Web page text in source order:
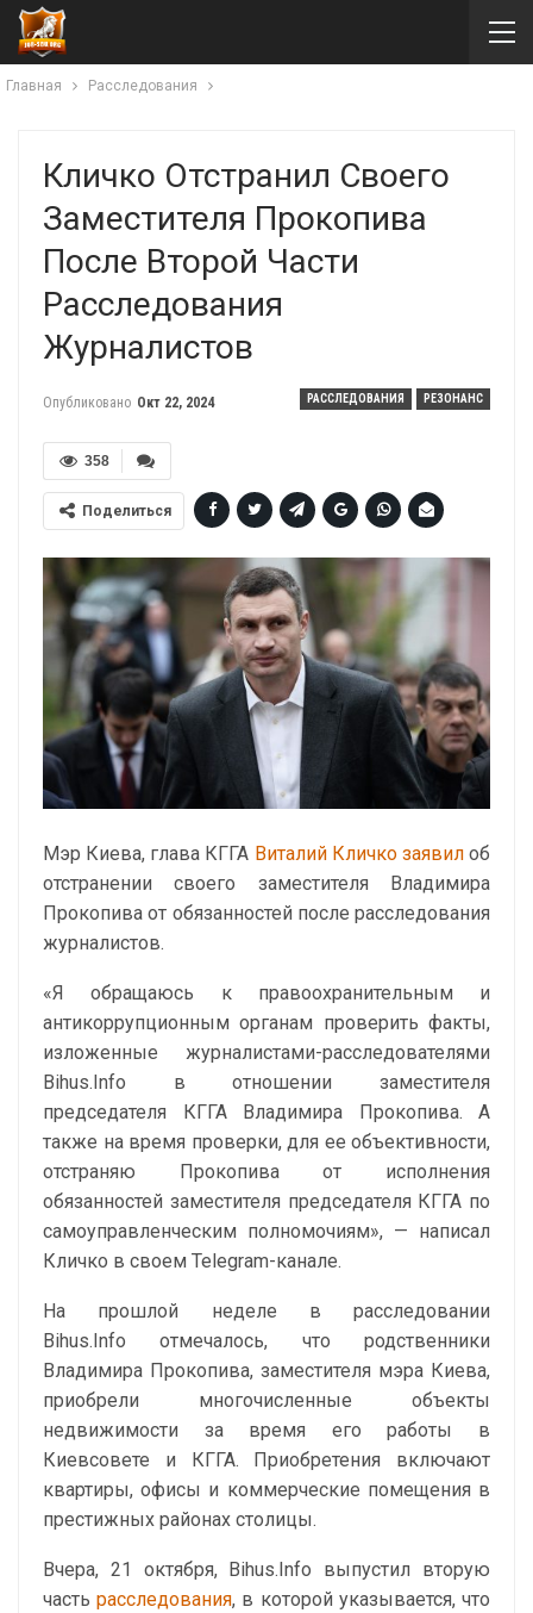
Главная Расследования
Кличко Отстранил Своего
Заместителя Прокопива
После Второй Части
Расследования
Журналистов
РАССЛЕДОВАНИЯ РЕЗОНАНС
Опубликовано Окт 22, 2024
358
Поделиться
Мэр Киева, глава КГГА Виталий Кличко заявилоб
отстранении своего заместителя Владимира
Прокопива от обязанностей после расследования
журналистов.
«Я обращаюсь к правоохранительным и
антикоррупционным органам проверить факты,
изложенные журналистами-расследователями
Bihus.Info в отношении заместителя
председателя КГГА Владимира Прокопива. А
также на время проверки, для ее объективности,
отстраняю Прокопива от исполнения
обязанностей заместителя председателя КГГА по
самоуправленческим полномочиям», — написал
Кличко в своем Telegram-канале.
На прошлой неделе в расследовании
Bihus.Info отмечалось, что родственники
Владимира Прокопива, заместителя мэра Киева,
приобрели многочисленные объекты
недвижимости за время его работы в
Киевсовете и КГГА. Приобретения включают
квартиры, офисы и коммерческие помещения в
престижных районах столицы.
Вчера, 21 октября, Bihus.Info выпустил вторую
частьрасследования, в которой указывается, что